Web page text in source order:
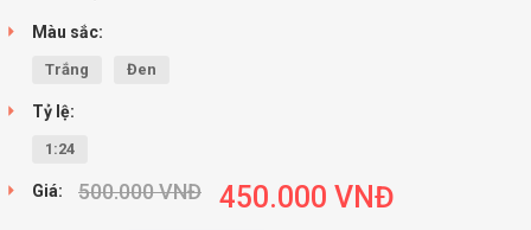
Màu sắc:
Trắng Đen
Tỷ lệ:
1:24
Giá: 500.000VNĐ 450.000 VNĐ